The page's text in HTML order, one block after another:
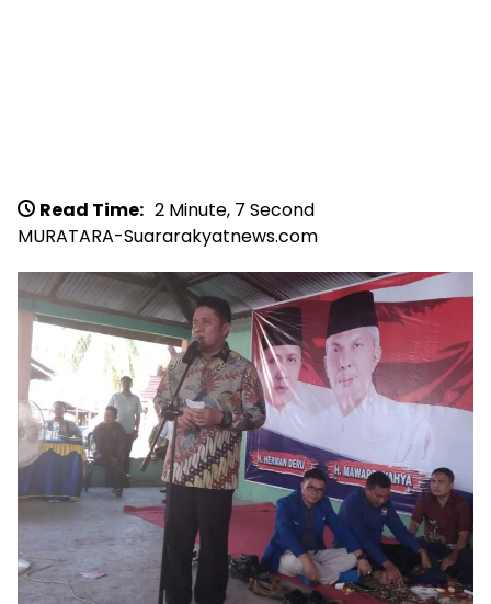
Read Time: 2 Minute, 7 Second
MURATARA-Suararakyatnews.com